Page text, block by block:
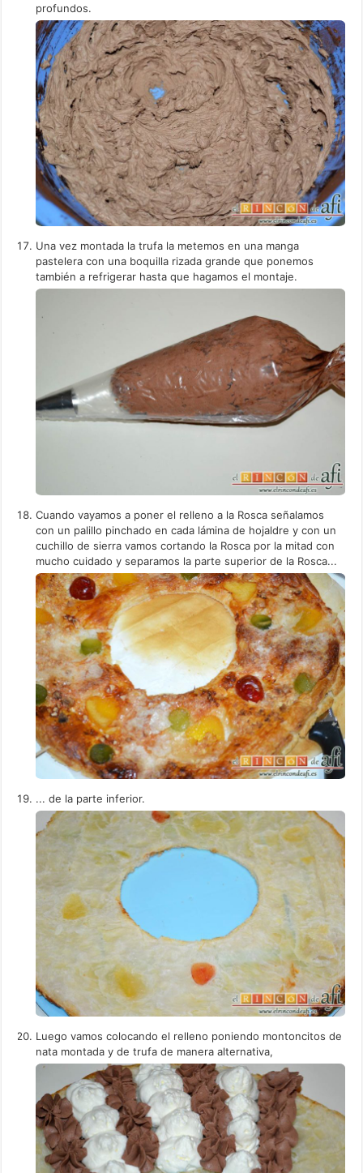
profundos.
Una vez montada la trufa la metemos en una manga
pastelera con una boquilla rizada grande que ponemos
también a refrigerar hasta que hagamos el montaje.
Cuando vayamos a poner el relleno a la Rosca señalamos
con un palillo pinchado en cada lámina de hojaldre y con un
cuchillo de sierra vamos cortando la Rosca por la mitad con
mucho cuidado y separamos la parte superior de la Rosca...
... de la parte inferior.
Luego vamos colocando el relleno poniendo montoncitos de
nata montada y de trufa de manera alternativa,